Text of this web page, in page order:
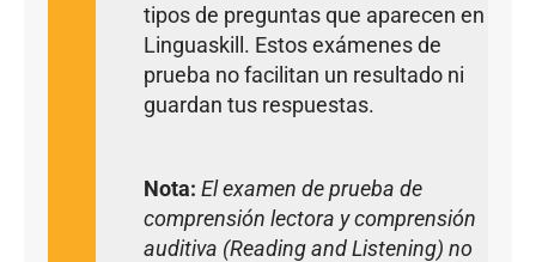
tipos de preguntas que aparecen en
Linguaskill. Estos exámenes de
prueba no facilitan un resultado ni
guardan tus respuestas.
Nota: El examen de prueba de
comprensión lectora y comprensión
auditiva (Reading and Listening) no